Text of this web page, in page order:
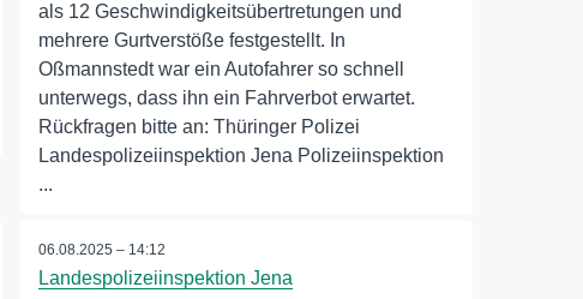
als 12 Geschwindigkeitsübertretungen und
mehrere Gurtverstöße festgestellt. In
Oßmannstedt war ein Autofahrer so schnell
unterwegs, dass ihn ein Fahrverbot erwartet.
Rückfragen bitte an: Thüringer Polizei
Landespolizeiinspektion Jena Polizeiinspektion
...
06.08.2025 – 14:12
Landespolizeiinspektion Jena